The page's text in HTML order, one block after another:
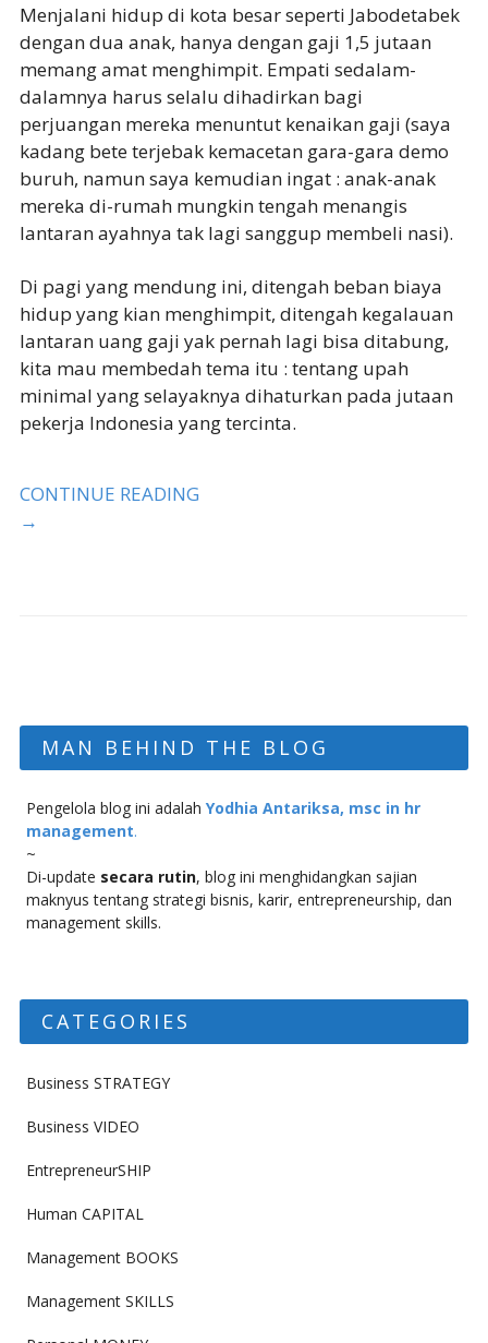
Menjalani hidup di kota besar seperti Jabodetabek
dengan dua anak, hanya dengan gaji 1,5 jutaan
memang amat menghimpit. Empati sedalam-
dalamnya harus selalu dihadirkan bagi
perjuangan mereka menuntut kenaikan gaji (saya
kadang bete terjebak kemacetan gara-gara demo
buruh, namun saya kemudian ingat : anak-anak
mereka di-rumah mungkin tengah menangis
lantaran ayahnya tak lagi sanggup membeli nasi).
Di pagi yang mendung ini, ditengah beban biaya
hidup yang kian menghimpit, ditengah kegalauan
lantaran uang gaji yak pernah lagi bisa ditabung,
kita mau membedah tema itu : tentang upah
minimal yang selayaknya dihaturkan pada jutaan
pekerja Indonesia yang tercinta.
CONTINUE READING
→
MAN BEHIND THE BLOG
Pengelola blog ini adalah Yodhia Antariksa, msc in hr
management.
~
Di-update secara rutin, blog ini menghidangkan sajian
maknyus tentang strategi bisnis, karir, entrepreneurship, dan
management skills.
CATEGORIES
Business STRATEGY
Business VIDEO
EntrepreneurSHIP
Human CAPITAL
Management BOOKS
Management SKILLS